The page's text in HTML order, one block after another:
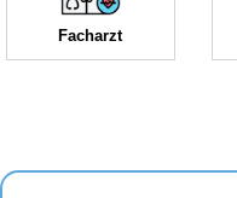
Facharzt